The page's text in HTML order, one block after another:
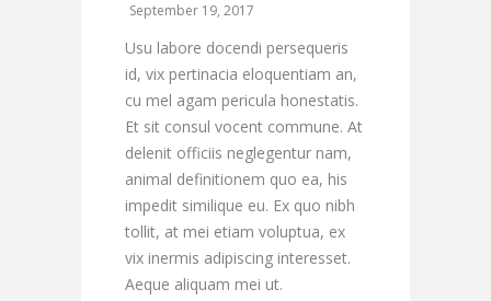
September 19, 2017
Usu labore docendi persequeris
id, vix pertinacia eloquentiam an,
cu mel agam pericula honestatis.
Et sit consul vocent commune. At
delenit officiis neglegentur nam,
animal definitionem quo ea, his
impedit similique eu. Ex quo nibh
tollit, at mei etiam voluptua, ex
vix inermis adipiscing interesset.
Aeque aliquam mei ut.